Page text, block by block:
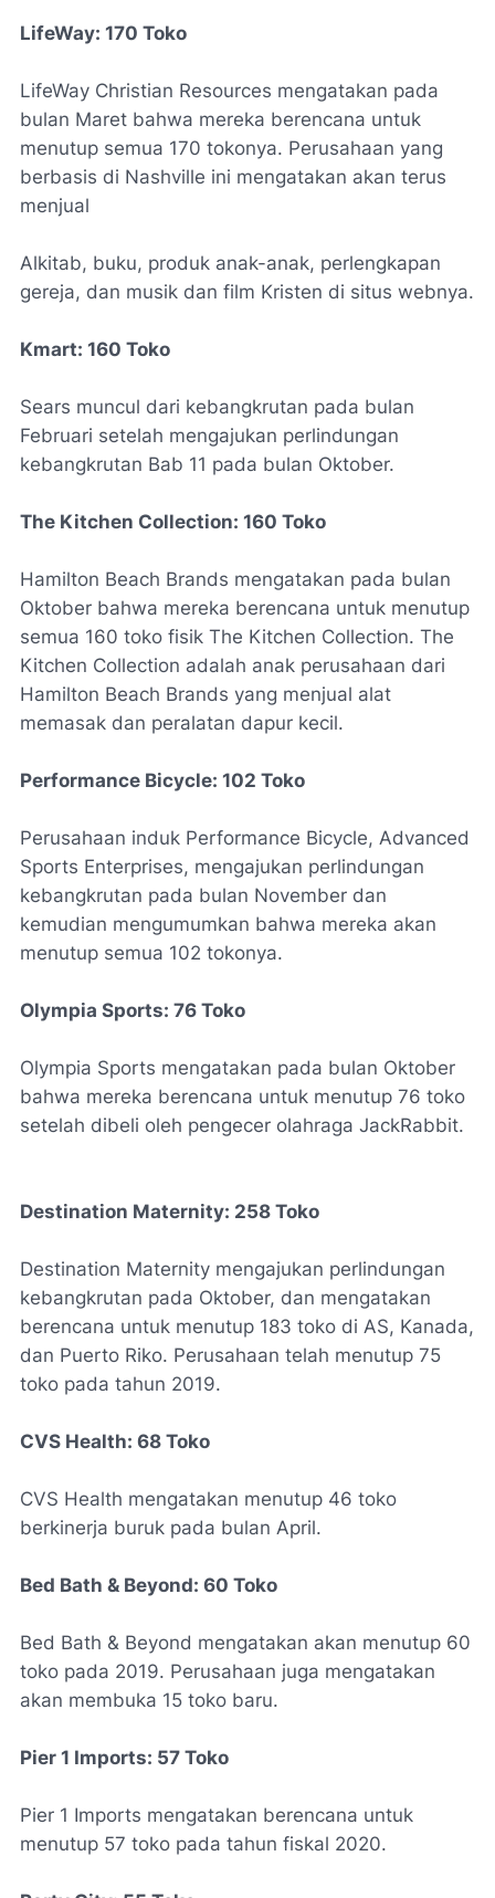
LifeWay: 170 Toko
LifeWay Christian Resources mengatakan pada
bulan Maret bahwa mereka berencana untuk
menutup semua 170 tokonya. Perusahaan yang
berbasis di Nashville ini mengatakan akan terus
menjual
Alkitab, buku, produk anak-anak, perlengkapan
gereja, dan musik dan film Kristen di situs webnya.
Kmart: 160 Toko
Sears muncul dari kebangkrutan pada bulan
Februari setelah mengajukan perlindungan
kebangkrutan Bab 11 pada bulan Oktober.
The Kitchen Collection: 160 Toko
Hamilton Beach Brands mengatakan pada bulan
Oktober bahwa mereka berencana untuk menutup
semua 160 toko fisik The Kitchen Collection. The
Kitchen Collection adalah anak perusahaan dari
Hamilton Beach Brands yang menjual alat
memasak dan peralatan dapur kecil.
Performance Bicycle: 102 Toko
Perusahaan induk Performance Bicycle, Advanced
Sports Enterprises, mengajukan perlindungan
kebangkrutan pada bulan November dan
kemudian mengumumkan bahwa mereka akan
menutup semua 102 tokonya.
Olympia Sports: 76 Toko
Olympia Sports mengatakan pada bulan Oktober
bahwa mereka berencana untuk menutup 76 toko
setelah dibeli oleh pengecer olahraga JackRabbit.
Destination Maternity: 258 Toko
Destination Maternity mengajukan perlindungan
kebangkrutan pada Oktober, dan mengatakan
berencana untuk menutup 183 toko di AS, Kanada,
dan Puerto Riko. Perusahaan telah menutup 75
toko pada tahun 2019.
CVS Health: 68 Toko
CVS Health mengatakan menutup 46 toko
berkinerja buruk pada bulan April.
Bed Bath & Beyond: 60 Toko
Bed Bath & Beyond mengatakan akan menutup 60
toko pada 2019. Perusahaan juga mengatakan
akan membuka 15 toko baru.
Pier 1 Imports: 57 Toko
Pier 1 Imports mengatakan berencana untuk
menutup 57 toko pada tahun fiskal 2020.